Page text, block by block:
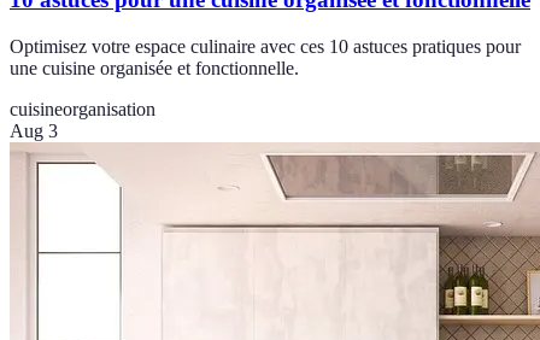
Optimisez votre espace culinaire avec ces 10 astuces pratiques pour
une cuisine organisée et fonctionnelle.
cuisineorganisation
Aug 3